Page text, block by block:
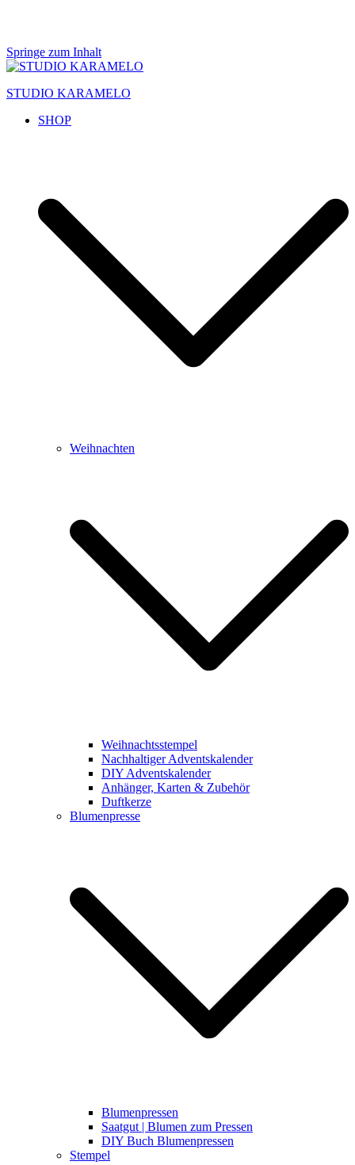
Springe zum Inhalt
STUDIO KARAMELO
SHOP
Weihnachten
Weihnachtsstempel
Nachhaltiger Adventskalender
DIY Adventskalender
Anhänger, Karten & Zubehör
Duftkerze
Blumenpresse
Blumenpressen
Saatgut | Blumen zum Pressen
DIY Buch Blumenpressen
Stempel